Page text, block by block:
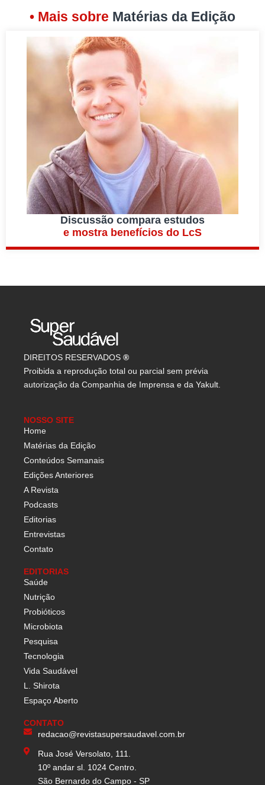
• Mais sobre Matérias da Edição
Discussão compara estudos
e mostra benefícios do LcS
DIREITOS RESERVADOS ®
Proibida a reprodução total ou parcial sem prévia
autorização da Companhia de Imprensa e da Yakult.
NOSSO SITE
Home
Matérias da Edição
Conteúdos Semanais
Edições Anteriores
A Revista
Podcasts
Editorias
Entrevistas
Contato
EDITORIAS
Saúde
Nutrição
Probióticos
Microbiota
Pesquisa
Tecnologia
Vida Saudável
L. Shirota
Espaço Aberto
CONTATO
redacao@revistasupersaudavel.com.br
Rua José Versolato, 111.
10º andar sl. 1024 Centro.
São Bernardo do Campo - SP